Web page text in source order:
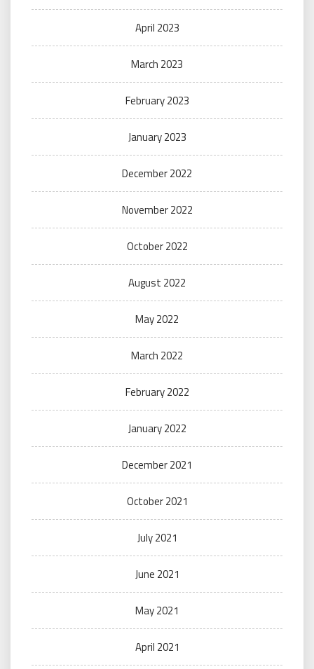
April 2023
March 2023
February 2023
January 2023
December 2022
November 2022
October 2022
August 2022
May 2022
March 2022
February 2022
January 2022
December 2021
October 2021
July 2021
June 2021
May 2021
April 2021